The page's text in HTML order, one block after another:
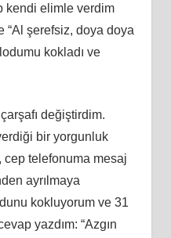
kendi elimle verdim
“Al şerefsiz, doya doya
kokladı ve
değiştirdim.
bir yorgunluk
cep telefonuma mesaj
ayrılmaya
kokluyorum ve 31
yazdım: “Azgın